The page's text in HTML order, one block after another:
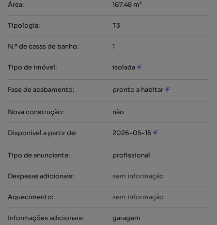
Área: 167.48 m²
Tipologia: T3
N.º de casas de banho: 1
Tipo de imóvel: isolada
Fase de acabamento: pronto a habitar
Nova construção: não
Disponível a partir de: 2026-05-15
Tipo de anunciante: profissional
Despesas adicionais: sem informação
Aquecimento: sem informação
Informações adicionais: garagem